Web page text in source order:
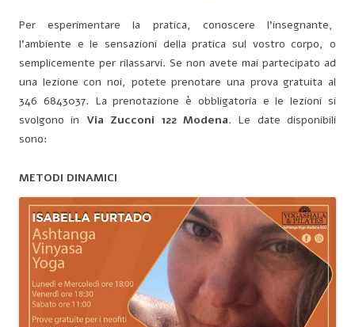
Per esperimentare la pratica, conoscere l’insegnante,
l’ambiente e le sensazioni della pratica sul vostro corpo, o
semplicemente per rilassarvi. Se non avete mai partecipato ad
una lezione con noi, potete prenotare una prova gratuita al
346 6843037. La prenotazione è obbligatoria e le lezioni si
svolgono in Via Zucconi 122 Modena. Le date disponibili
sono:
METODI DINAMICI